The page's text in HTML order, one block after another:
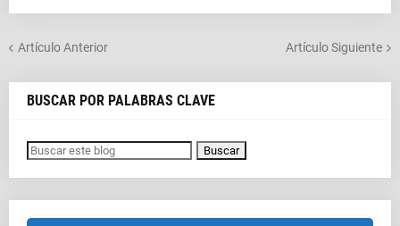
Artículo Anterior Artículo Siguiente
BUSCAR POR PALABRAS CLAVE